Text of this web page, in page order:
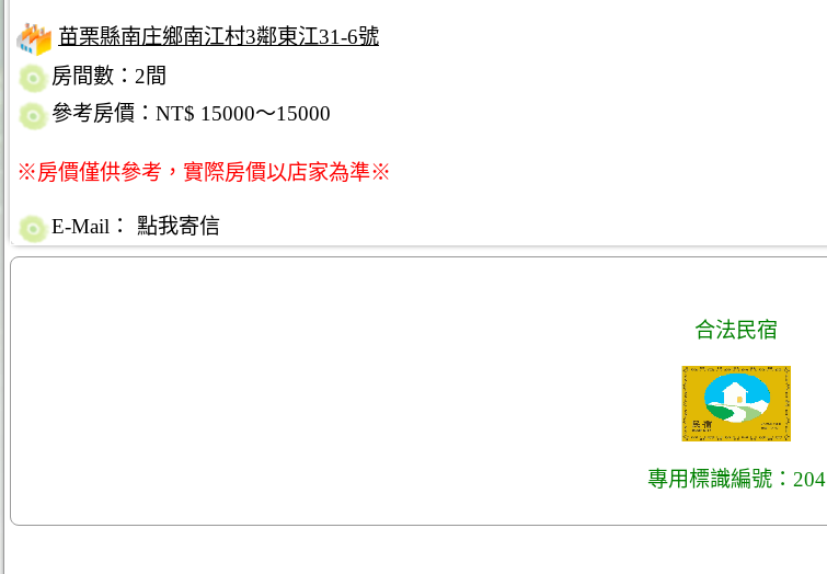
苗栗縣南庄鄉南江村3鄰東江31-6號
房間數：2間
參考房價：NT$ 15000～15000
※房價僅供參考，實際房價以店家為準※
E-Mail： 點我寄信
合法民宿
專用標識編號：204